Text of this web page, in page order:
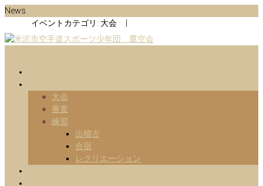
Skip
content
News
イベントカテゴリ:大会|
米沢市空手道スポーツ少年団 鷹
空会
です。
大会
審査
練習
出稽古
合宿
レクリエーション